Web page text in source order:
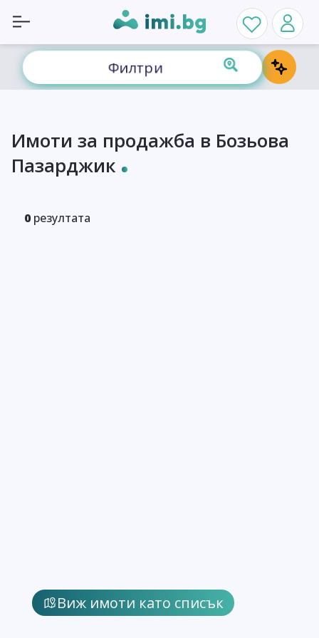
Филтри
Виж имоти като списък
Имоти за продажба в Бозьова
Пазарджик
0 резултата